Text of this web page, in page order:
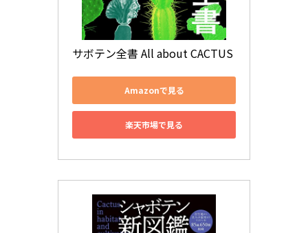
サボテン全書 All about CACTUS
Amazonで見る
楽天市場で見る